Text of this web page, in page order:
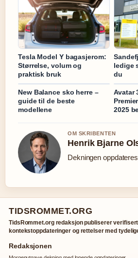
Tesla Model Y bagasjerom:
Størrelse, volum og
praktisk bruk
ledige
du
New Balance sko herre –
guide til de beste
modellene
Avatar
2025
OM SKRIBENTEN
Henrik Bjarne
Dekningen
TIDSROMMET.ORG
TidsRommet.org redaksjon publiserer
kontekstoppdateringer og rettelser med
Redaksjonen